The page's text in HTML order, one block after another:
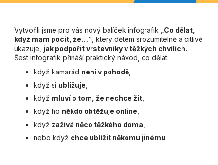
Vytvořili jsme pro vás nový balíček infografik „Co dělat,
když mám pocit, že…“, který dětem srozumitelně a citlivě
ukazuje, jak podpořit vrstevníky v těžkých chvílích.
Šest infografik přináší praktický návod, co dělat:
když kamarád není v pohodě,
když si ubližuje,
když mluví o tom, že nechce žít,
když ho někdo obtěžuje online,
když zažívá něco těžkého doma,
nebo když chce ublížit někomu jinému.